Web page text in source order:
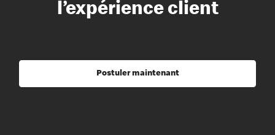
l’expérience client
Postuler maintenant